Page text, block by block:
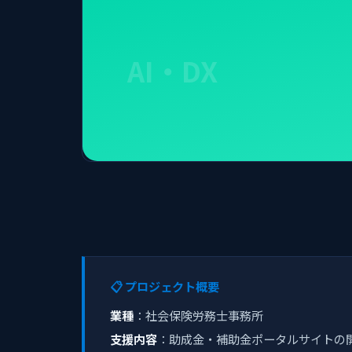
AI・DX
📋 プロジェクト概要
業種 ：社会保険労務士事務所
支援内容 ：助成金・補助金ポータルサイトの